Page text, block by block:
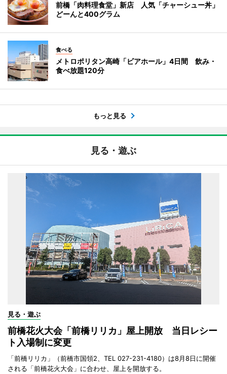
前橋「肉料理食堂」新店 人気「チャーシュー丼」
どーんと400グラム
食べる
メトロポリタン高崎「ビアホール」4日間 飲み・
食べ放題120分
もっと見る
見る・遊ぶ
見る・遊ぶ
前橋花火大会「前橋リリカ」屋上開放 当日レシー
ト入場制に変更
「前橋リリカ」（前橋市国領2、TEL 027-231-4180）は8月8日に開催
される「前橋花火大会」に合わせ、屋上を開放する。